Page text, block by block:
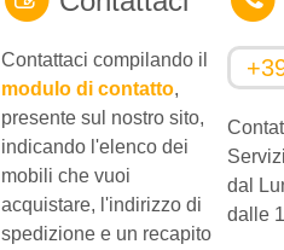
Contattaci compilando il
modulo di contatto,
presente sul nostro sito,
indicando l'elenco dei
mobili che vuoi
acquistare, l'indirizzo di
spedizione e un recapito
dal
dalle